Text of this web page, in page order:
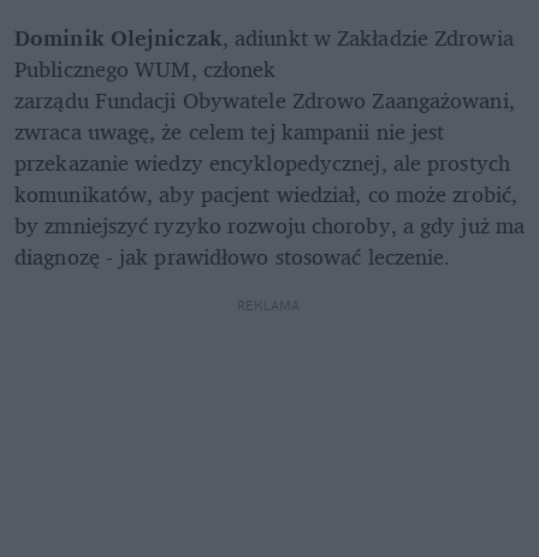
Dominik Olejniczak, adiunkt w Zakładzie Zdrowia
Publicznego WUM, członek
zarządu Fundacji Obywatele Zdrowo Zaangażowani,
zwraca uwagę, że celem tej kampanii nie jest
przekazanie wiedzy encyklopedycznej, ale prostych
komunikatów, aby pacjent wiedział, co może zrobić,
by zmniejszyć ryzyko rozwoju choroby, a gdy już ma
diagnozę - jak prawidłowo stosować leczenie.
REKLAMA